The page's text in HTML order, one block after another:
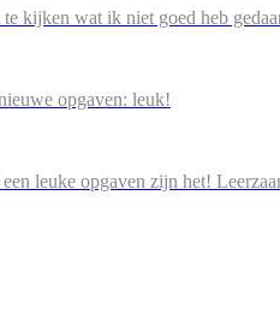
kijken wat ik niet goed heb
opgaven: leuk!
leuke opgaven zijn het!